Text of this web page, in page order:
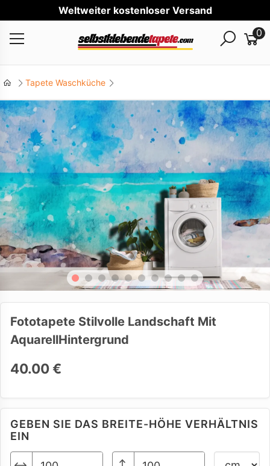
We
0
Tapete Waschküche
Fototapete Stilvolle Landschaft Mit
AquarellHintergrund
40.00 €
GEBEN SIE DAS BREITE-HÖHE VERHÄLTNIS
EIN